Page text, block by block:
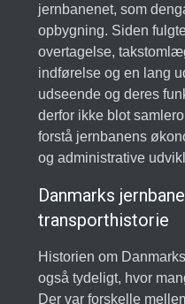
jernbanenet, som
opbygning. Siden
overtagelse,
indførelse og en lang
udseende og deres
derfor ikke blot
forstå jernbanens
og administrative
Danmarks
transporthistorie
Historien om
også tydeligt, hvor
Der var forskelle